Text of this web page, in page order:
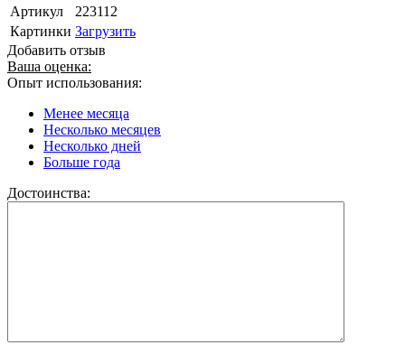
Артикул
223112
Картинки Загрузить
Добавить отзыв
Ваша оценка:
Опыт использования:
Менее месяца
Несколько месяцев
Несколько дней
Больше года
Достоинства: